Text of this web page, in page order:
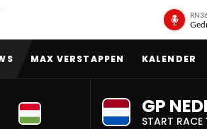
MAX VERSTAPPEN KALENDER
GP
START RACE